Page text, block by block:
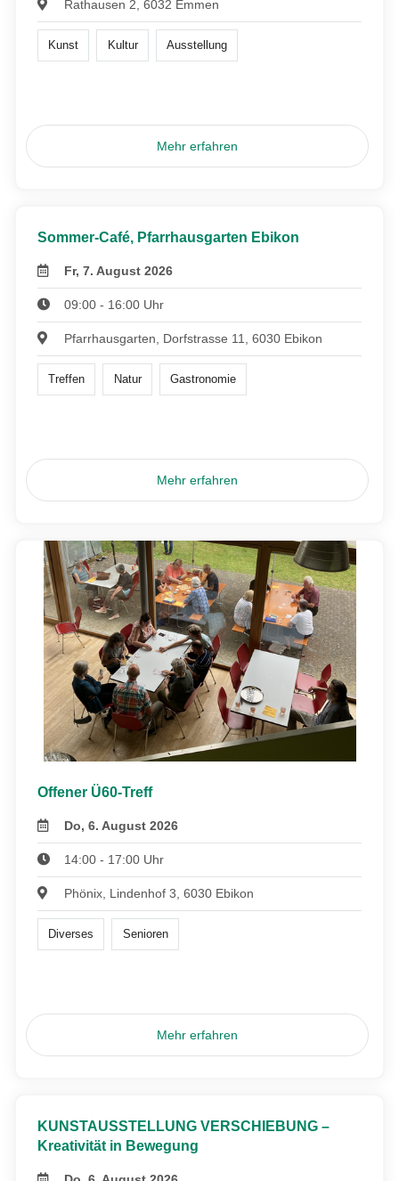
Rathausen 2, 6032 Emmen
Kunst Kultur Ausstellung
Mehr erfahren
Sommer-Café, Pfarrhausgarten Ebikon
Fr, 7. August 2026
09:00 - 16:00 Uhr
Pfarrhausgarten, Dorfstrasse 11, 6030 Ebikon
Treffen Natur Gastronomie
Mehr erfahren
Offener Ü60-Treff
Do, 6. August 2026
14:00 - 17:00 Uhr
Phönix, Lindenhof 3, 6030 Ebikon
Diverses Senioren
Mehr erfahren
KUNSTAUSSTELLUNG VERSCHIEBUNG –
Kreativität in Bewegung